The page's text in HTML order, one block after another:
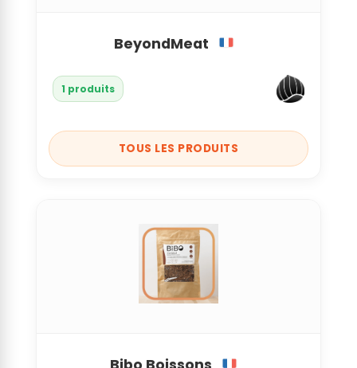
BeyondMeat
1 produits
TOUS LES PRODUITS